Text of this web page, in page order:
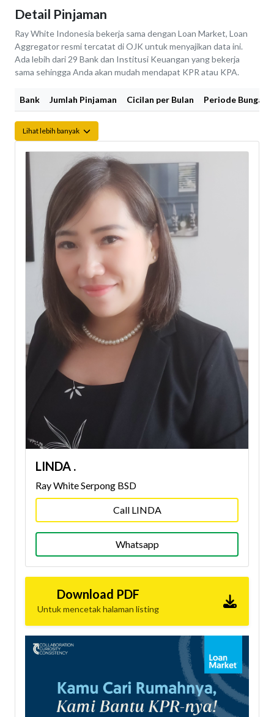
LINDA .
Ray White Serpong BSD
Call LINDA
Whatsapp
Download PDF
Untuk mencetak halaman listing
Detail Pinjaman
Ray White Indonesia bekerja sama dengan Loan Market, Loan
Aggregator resmi tercatat di OJK untuk menyajikan data ini.
Ada lebih dari 29 Bank dan Institusi Keuangan yang bekerja
sama sehingga Anda akan mudah mendapat KPR atau KPA.
Bank Jumlah Pinjaman Cicilan per Bulan Periode Bunga
Lihat lebih banyak